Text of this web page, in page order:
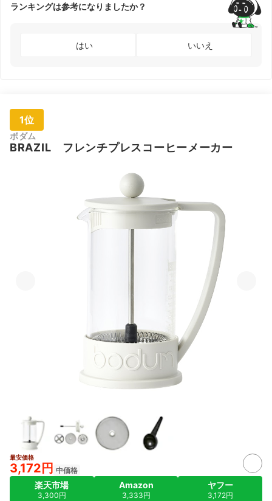
ランキングは参考になりましたか？
はい いいえ
1位
ボダム
BRAZIL フレンチプレスコーヒーメーカー
最安価格
3,172円 中価格
楽天市場
3,300円
Amazon
3,333円
ヤフー
3,172円